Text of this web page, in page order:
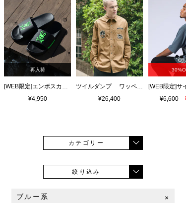
再入荷
[WEB限定]エンボスカラーロゴ シャワーサンダル
¥4,950
ツイルダンプ ワッペン刺繍ワッシャーシャツ
¥26,400
¥6,600
カテゴリー
絞り込み
ブルー系 ×